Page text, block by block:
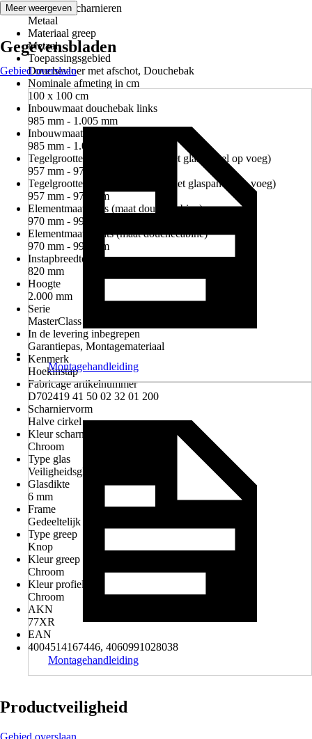
Materiaal scharnieren
Metaal
Materiaal greep
Metaal
Toepassingsgebied
Douchevloer met afschot, Douchebak
Nominale afmeting in cm
100 x 100 cm
Inbouwmaat douchebak links
985 mm - 1.005 mm
Inbouwmaat douchebak rechts
985 mm - 1.005 mm
Tegelgrootte links (midden van het glaspaneel op voeg)
957 mm - 977 mm
Tegelgrootte rechts (midden van het glaspaneel op voeg)
957 mm - 977 mm
Elementmaat links (maat douchecabine)
970 mm - 990 mm
Elementmaat rechts (maat douchecabine)
970 mm - 990 mm
Instapbreedte
820 mm
Hoogte
2.000 mm
Serie
MasterClass
In de levering inbegrepen
Garantiepas, Montagemateriaal
Kenmerk
Hoekinstap
Fabricage artikelnummer
D702419 41 50 02 32 01 200
Scharniervorm
Halve cirkel
Kleur scharnieren
Chroom
Type glas
Veiligheidsglas
Glasdikte
6 mm
Frame
Gedeeltelijk frame
Type greep
Knop
Kleur greep
Chroom
Kleur profiel
Chroom
AKN
77XR
EAN
4004514167446, 4060991028038
Meer weergeven
Gegevensbladen
Gebied overslaan
Montagehandleiding
Montagehandleiding
Productveiligheid
Gebied overslaan